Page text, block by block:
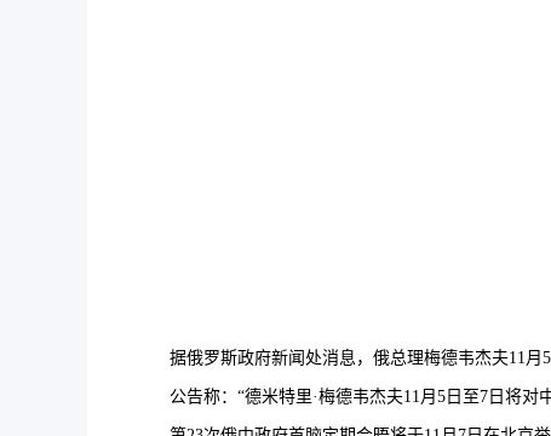
据俄罗斯政府新闻处消息，俄总理梅德韦杰夫11月5
公告称：“德米特里·梅德韦杰夫11月5日至7日将对